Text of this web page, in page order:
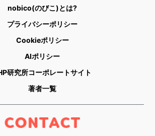
nobico(のびこ)とは?
プライバシーポリシー
Cookieポリシー
AIポリシー
研究所コーポレートサイト
著者一覧